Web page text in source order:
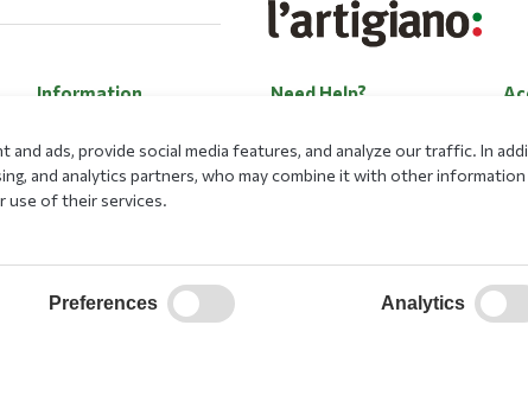
Information
News
Blog
Allergens
Stores
Free Educational Program
Need Help?
Career
ads, provide social media features, and analyze our traffic. In
and analytics partners, who may combine it with other
use of their services.
Preferences Analytics